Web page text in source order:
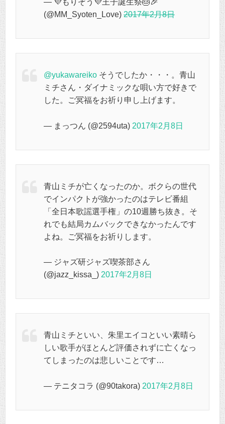
— 💜もりぞう💜王子誕生祭🎂🎉
(@MM_Syoten_Love) 2017年2月8日
@yukawareiko そうでしたか・・・。青山
ミチさん・ダイナミックな唄い方で好きで
した。ご冥福をお祈り申し上げます。
— まっつん (@2594uta) 2017年2月8日
青山ミチが亡くなったのか。ボクらの世代
でインパクトが強かったのはテレビ番組
「全日本歌謡選手権」の10週勝ち抜き。そ
れでも結局カムバックできなかったんです
よね。ご冥福をお祈りします。
— ジャズ研ジャズ喫茶部さん
(@jazz_kissa_) 2017年2月8日
青山ミチといい、朱里エイコといい素晴ら
しい歌手がほとんど評価されずに亡くなっ
てしまったのは悲しいことです…
— テニタコラ (@90takora) 2017年2月8日